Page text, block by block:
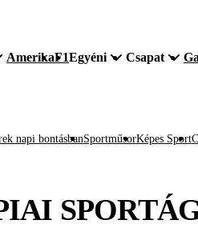
AmerikaF1Egyéni Csapat
napi bontásbanSportműsorKépes Sport